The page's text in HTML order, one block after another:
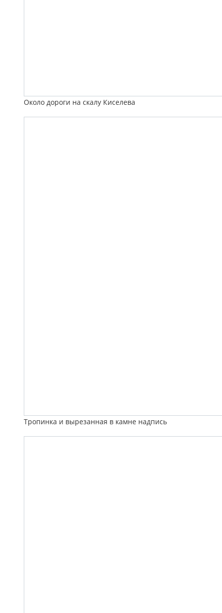
Около дороги на скалу Киселева
Тропинка и вырезанная в камне надпись